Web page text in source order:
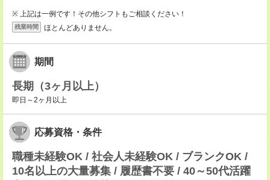
※ 上記は一例です！その他シフトもご相談ください！
残業時間 ほとんどありません。
期間
長期（3ヶ月以上）
即日～2ヶ月以上
応募資格・条件
職種未経験OK / 社会人未経験OK / ブランクOK /
10名以上の大量募集 / 履歴書不要 / 40～50代活躍